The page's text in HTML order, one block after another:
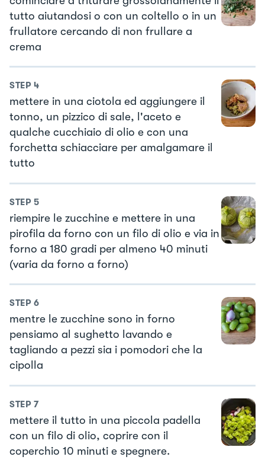
tutto aiutandosi o con un coltello o in un
frullatore cercando di non frullare a
crema
STEP 4
mettere in una ciotola ed aggiungere il
tonno, un pizzico di sale, l'aceto e
qualche cucchiaio di olio e con una
forchetta schiacciare per amalgamare il
tutto
STEP 5
riempire le zucchine e mettere in una
pirofila da forno con un filo di olio e via in
forno a 180 gradi per almeno 40 minuti
(varia da forno a forno)
STEP 6
mentre le zucchine sono in forno
pensiamo al sughetto lavando e
tagliando a pezzi sia i pomodori che la
cipolla
STEP 7
mettere il tutto in una piccola padella
con un filo di olio, coprire con il
coperchio 10 minuti e spegnere.